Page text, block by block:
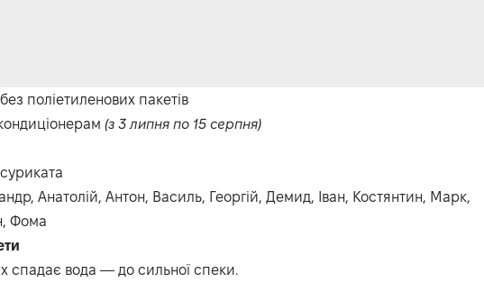
поліетиленових пакетів
(з 3 липня по 15 серпня)
Анатолій, Антон, Василь, Георгій, Демид, Іван, Костянтин, Марк,
Фома
спадає вода — до сильної спеки.